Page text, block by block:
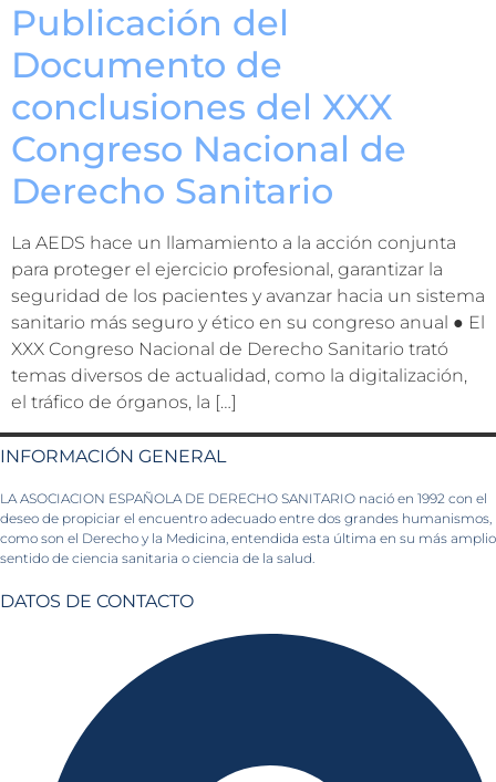
Publicación del
Documento de
conclusiones del XXX
Congreso Nacional de
Derecho Sanitario
La AEDS hace un llamamiento a la acción conjunta
para proteger el ejercicio profesional, garantizar la
seguridad de los pacientes y avanzar hacia un sistema
sanitario más seguro y ético en su congreso anual ● El
XXX Congreso Nacional de Derecho Sanitario trató
temas diversos de actualidad, como la digitalización,
el tráfico de órganos, la […]
INFORMACIÓN GENERAL
LA ASOCIACION ESPAÑOLA DE DERECHO SANITARIO nació en 1992 con el
deseo de propiciar el encuentro adecuado entre dos grandes humanismos,
como son el Derecho y la Medicina, entendida esta última en su más amplio
sentido de ciencia sanitaria o ciencia de la salud.
DATOS DE CONTACTO